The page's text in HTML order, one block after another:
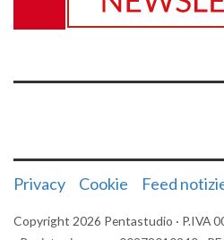
Privacy Cookie Feed
Copyright 2026 Pentastudio · P.IVA